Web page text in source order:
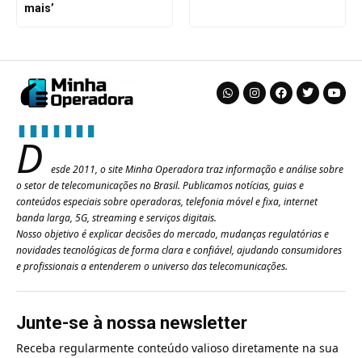
mais’
D
esde 2011, o site Minha Operadora traz informação e análise sobre
o setor de telecomunicações no Brasil. Publicamos notícias, guias e
conteúdos especiais sobre operadoras, telefonia móvel e fixa, internet
banda larga, 5G, streaming e serviços digitais.
Nosso objetivo é explicar decisões do mercado, mudanças regulatórias e
novidades tecnológicas de forma clara e confiável, ajudando consumidores
e profissionais a entenderem o universo das telecomunicações.
Junte-se à nossa newsletter
Receba regularmente conteúdo valioso diretamente na sua